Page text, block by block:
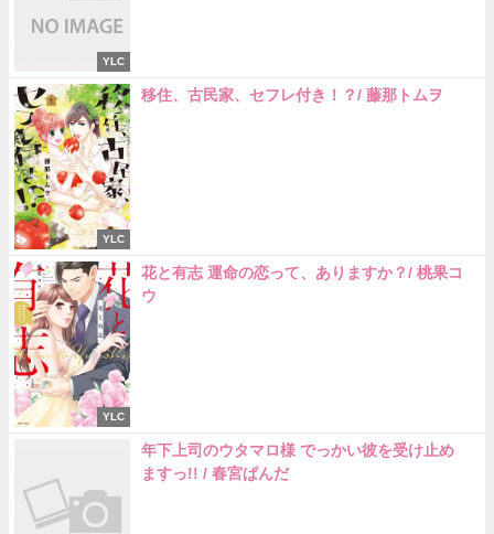
YLC
YLC
移住、古民家、セフレ付き！？/ 藤那トムヲ
YLC
花と有志 運命の恋って、ありますか？/ 桃果コ
ウ
年下上司のウタマロ様 でっかい彼を受け止め
ますっ!! / 春宮ぱんだ